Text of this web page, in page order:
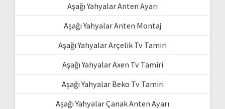
Aşağı Yahyalar Anten Ayarı
Aşağı Yahyalar Anten Montaj
Aşağı Yahyalar Arçelik Tv Tamiri
Aşağı Yahyalar Axen Tv Tamiri
Aşağı Yahyalar Beko Tv Tamiri
Aşağı Yahyalar Çanak Anten Ayarı